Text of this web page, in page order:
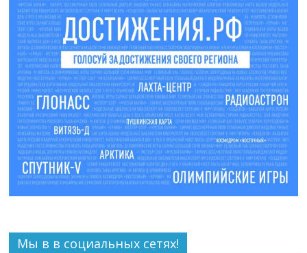
Мы в в социальных сетях!